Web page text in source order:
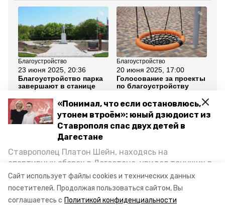
Сайт использует файлы cookies и технических данных
посетителей. Продолжая пользоваться сайтом, Вы
соглашаетесь с Политикой конфиденциальности
«Понимал, что если остановлюсь,
утонем втроём»: юный дзюдоист из
Ставрополя спас двух детей в
Дагестане
Ставрополец Платон Шейн, находясь на
спортивных сборах в Дегестане, увидел тонущих в
Каспийском море детей и бросился на помощь. По
возвращении домой, отважного мальчика
пригласили в министерство образования края и
Благоустройство
23 июня 2025, 20:36
Благоустройство парка
завершают в станице
Благоустройство
20 июня 2025, 17:00
Голосование за проекты
по благоустройству
до 30 июня
Все новости
ставропольский край благоустройство
программа поддержки местных инициатив